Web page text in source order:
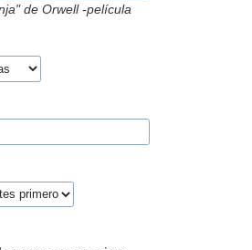
de Orwell -película